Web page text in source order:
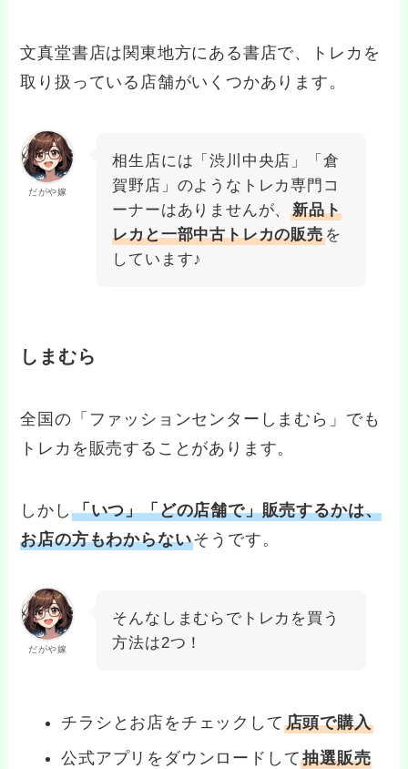
文真堂書店は関東地方にある書店で、トレカを
取り扱っている店舗がいくつかあります。
だがや嫁
相生店には「渋川中央店」「倉
賀野店」のようなトレカ専門コ
ーナーはありませんが、新品ト
レカと一部中古トレカの販売を
しています♪
しまむら
全国の「ファッションセンターしまむら」でも
トレカを販売することがあります。
しかし 「いつ」「どの店舗で」販売するかは、
お店の方もわからないそうです。
だがや嫁
そんなしまむらでトレカを買う
方法は2つ！
チラシとお店をチェックして 店頭で購入
公式アプリをダウンロードして抽選販売